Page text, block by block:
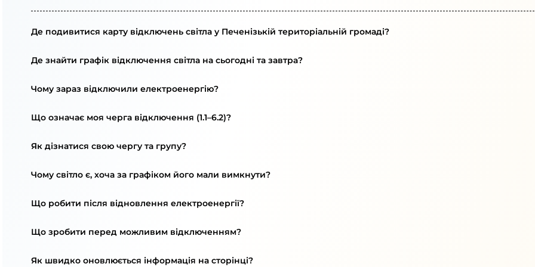
Де подивитися карту відключень світла у Печенізькій територіальній громаді?
Де знайти графік відключення світла на сьогодні та завтра?
Чому зараз відключили електроенергію?
Що означає моя черга відключення (1.1–6.2)?
Як дізнатися свою чергу та групу?
Чому світло є, хоча за графіком його мали вимкнути?
Що робити після відновлення електроенергії?
Що зробити перед можливим відключенням?
Як швидко оновлюється інформація на сторінці?